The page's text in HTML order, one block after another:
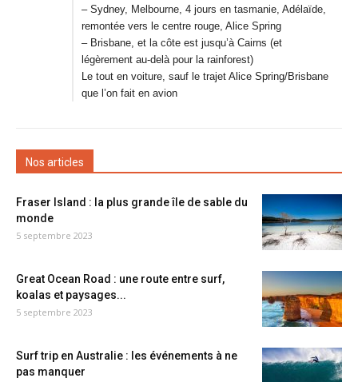
– Sydney, Melbourne, 4 jours en tasmanie, Adélaïde,
remontée vers le centre rouge, Alice Spring
– Brisbane, et la côte est jusqu’à Cairns (et
légèrement au-delà pour la rainforest)
Le tout en voiture, sauf le trajet Alice Spring/Brisbane
que l’on fait en avion
Nos articles
Fraser Island : la plus grande île de sable du
monde
5 septembre 2023
Great Ocean Road : une route entre surf,
koalas et paysages...
5 septembre 2023
Surf trip en Australie : les événements à ne
pas manquer